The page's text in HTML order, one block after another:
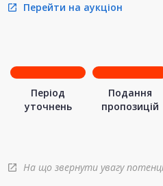
open_in_new Перейти на аукціон
Період
уточнень
Подання
пропозицій
open_in_new На що звернути увагу